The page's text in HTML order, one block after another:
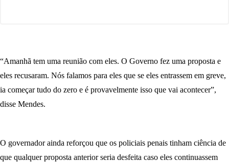
“Amanhã tem uma reunião com eles. O Governo fez uma proposta e
eles recusaram. Nós falamos para eles que se eles entrassem em greve,
ia começar tudo do zero e é provavelmente isso que vai acontecer”,
disse Mendes.
O governador ainda reforçou que os policiais penais tinham ciência de
que qualquer proposta anterior seria desfeita caso eles continuassem